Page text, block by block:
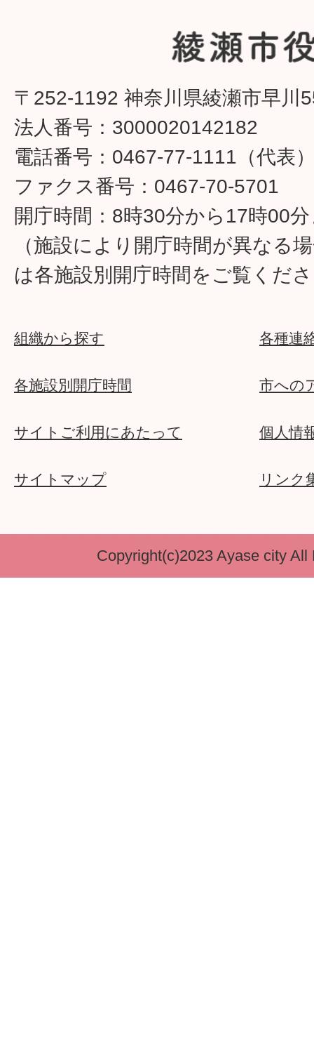
〒252-1192 神奈川県綾瀬市早川
法人番号：3000020142182
電話番号：0467-77-1111（代表
ファクス番号：0467-70-5701
開庁時間：8時30分から17時00
（施設により開庁時間が異なる
は各施設別開庁時間をご覧くだ
組織から探す 各種連
各施設別開庁時間 市への
サイトご利用にあたって 個人情
サイトマップ リンク
Copyright(c)2023 Ayase city